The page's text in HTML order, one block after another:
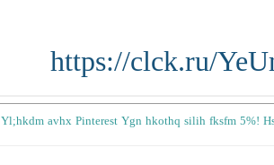
https://clck.ru/
avhx Pinterest Ygn hkothq silih fksfm 5%!